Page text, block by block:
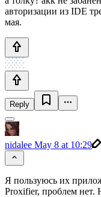
авторизации из IDE
мая.
Reply
nidalee May 8 at 10:29
Я пользуюсь их
Proxifier, проблем нет.